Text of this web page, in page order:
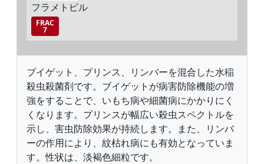
フラメトピル
FRAC
7
ブイゲット、プリンス、リンバーを混合した水稲
殺虫殺菌剤です。ブイゲットが病害防除機能の増
強をすることで、いもち病や細菌病にかかりにく
くなります。プリンスが幅広い殺虫スペクトルを
示し、害虫防除効果が持続します。また、リンバ
ーの作用により、紋枯れ病にも有効となっていま
す。性状は、淡褐色細粒です。